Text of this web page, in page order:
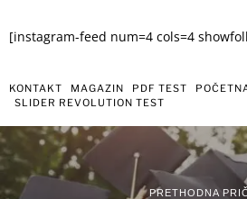
[instagram-feed num=4 cols=4
KONTAKT MAGAZIN PDF TEST
SLIDER REVOLUTION TEST
PRETHODNA